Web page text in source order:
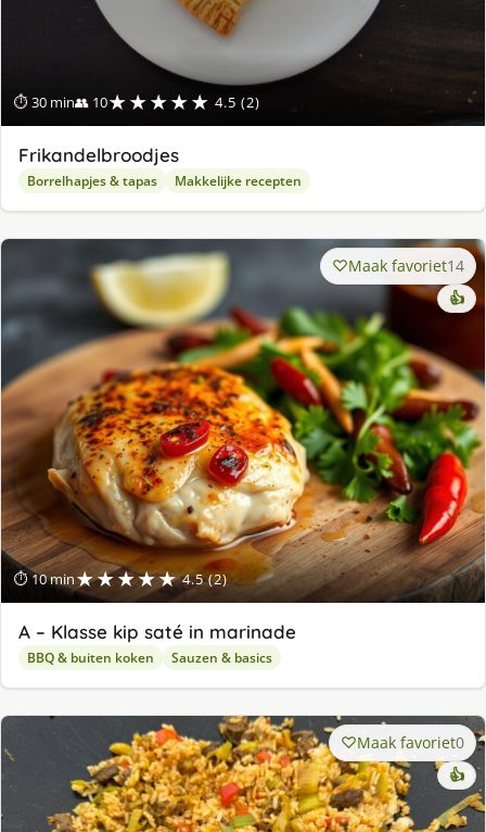
⏱ 30 min👥 10★★★★★ 4.5 (2)
Frikandelbroodjes
Borrelhapjes & tapas Makkelijke recepten
⏱ 10 min★★★★★ 4.5 (2)
Maak favoriet14
👍
A – Klasse kip saté in marinade
BBQ & buiten koken Sauzen & basics
Maak favoriet0
👍